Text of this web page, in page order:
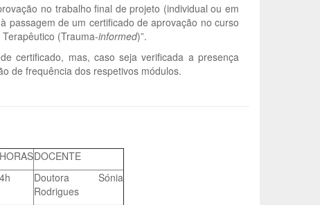
no trabalho final de projeto (individual ou em
passagem de um certificado de aprovação no curso
(Trauma-informed)”.
certificado, mas, caso seja verificada a presença
de frequência dos respetivos módulos.
HORASDOCENTE
4h
Doutora Sónia
Rodrigues